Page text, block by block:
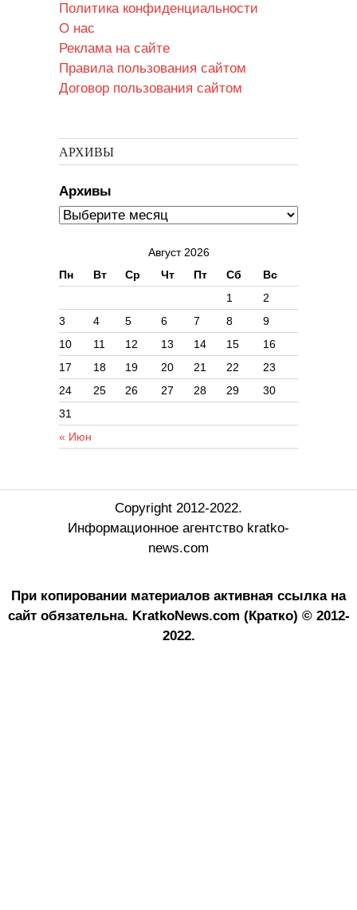
Политика конфиденциальности
О нас
Реклама на сайте
Правила пользования сайтом
Договор пользования сайтом
АРХИВЫ
Архивы
Август 2026
Пн
Вт Ср Чт Пт Сб Вс
« Июн
1
2
3
4 5 6 7 8
9
10
11 12 13 14 15
16
17
18 19 20 21 22
23
24
25 26 27 28 29
30
31
Copyright 2012-2022.
Информационное агентство kratko-
news.com
При копировании материалов активная ссылка на
сайт обязательна. KratkoNews.com (Кратко) © 2012-
2022.